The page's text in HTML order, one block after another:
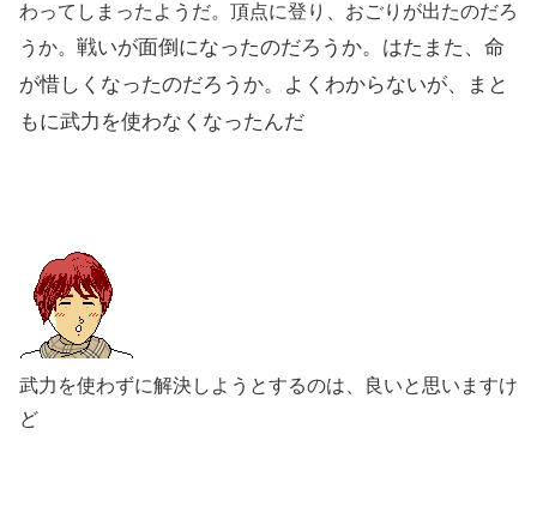
わってしまったようだ。頂点に登り、おごりが出たのだろ
うか。 戦いが面倒になったのだろうか。はたまた、 命
が惜しくなったのだろうか。 よくわからないが、まと
もに武力を使わなくなったんだ
武力を使わずに解決しようとするのは、良いと思いますけ
ど